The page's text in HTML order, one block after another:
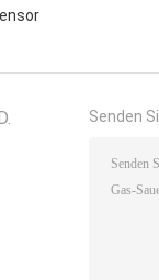
Senden